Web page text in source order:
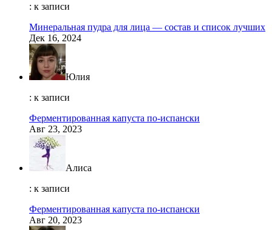
: к записи
Минеральная пудра для лица — состав и список лучших
Дек 16, 2024
Юлия
: к записи
Ферментированная капуста по-испански
Авг 23, 2023
Алиса
: к записи
Ферментированная капуста по-испански
Авг 20, 2023